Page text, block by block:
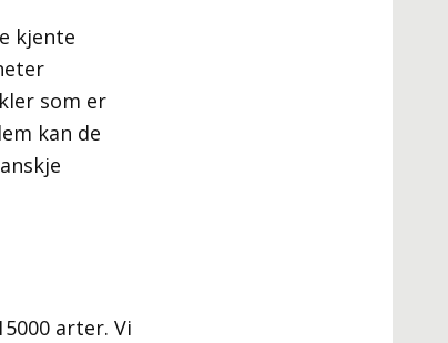
kjente
som er
kan de
arter. Vi